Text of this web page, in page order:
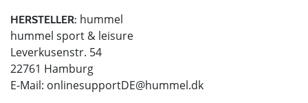
HERSTELLER: hummel
hummel sport & leisure
Leverkusenstr. 54
22761 Hamburg
E-Mail: onlinesupportDE@hummel.dk